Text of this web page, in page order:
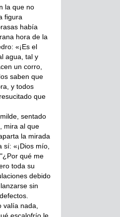
la que no
figura
había
hora de la
«¡Es el
agua, tal y
un corro,
saben que
y todos
que
sentado
mira al que
la mirada
«¡Dios mío,
qué me
toda su
debido
sin
nada,
escalofrío le